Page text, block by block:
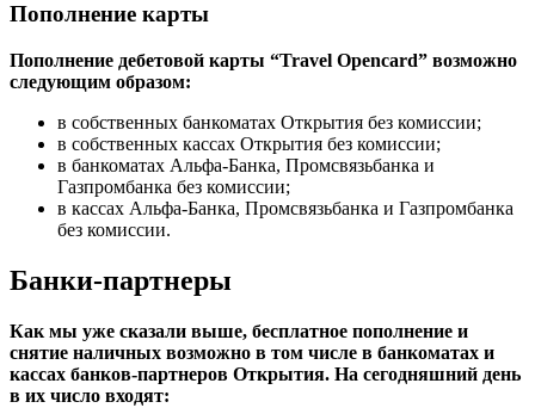
Пополнение карты
Пополнение дебетовой карты “Travel Opencard” возможно
следующим образом:
в собственных банкоматах Открытия без комиссии;
в собственных кассах Открытия без комиссии;
в банкоматах Альфа-Банка, Промсвязьбанка и
Газпромбанка без комиссии;
в кассах Альфа-Банка, Промсвязьбанка и Газпромбанка
без комиссии.
Банки-партнеры
Как мы уже сказали выше, бесплатное пополнение и
снятие наличных возможно в том числе в банкоматах и
кассах банков-партнеров Открытия. На сегодняшний день
в их число входят: